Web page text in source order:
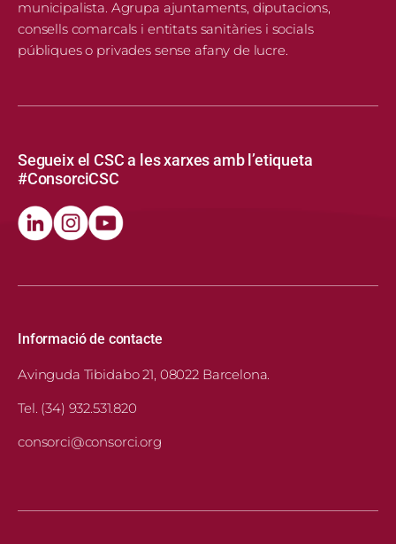
municipalista. Agrupa ajuntaments, diputacions,
consells comarcals i entitats sanitàries i socials
públiques o privades sense afany de lucre.
Segueix el CSC a les xarxes amb l’etiqueta
#ConsorciCSC
Informació de contacte
Avinguda Tibidabo 21, 08022 Barcelona.
Tel. (34) 932.531.820
consorci@consorci.org